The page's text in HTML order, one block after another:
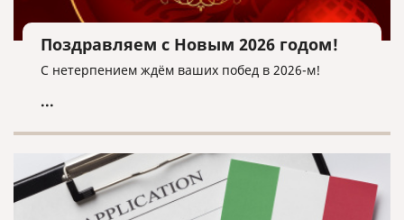
Поздравляем с Новым 2026 годом!
С нетерпением ждём ваших побед в 2026-м!
...